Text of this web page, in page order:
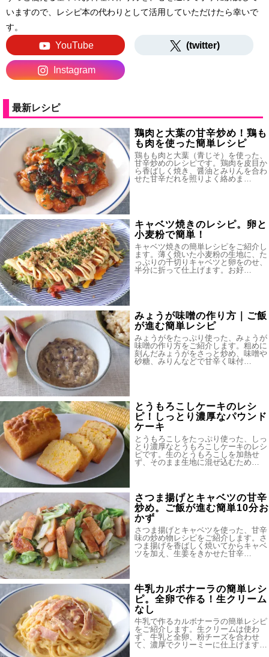
いますので、レシピ本の代わりとして活用していただけたら幸いで
す。
YouTube (twitter)
Instagram
最新レシピ
鶏肉と大葉の甘辛炒め！鶏も
も肉を使った簡単レシピ
鶏もも肉と大葉（青じそ）を使った、
甘辛炒めのレシピです。鶏肉を皮目か
ら香ばしく焼き、醤油とみりんを合わ
せた甘辛だれを照りよく絡めま…
キャベツ焼きのレシピ。卵と
小麦粉で簡単！
キャベツ焼きの簡単レシピをご紹介し
ます。薄く焼いた小麦粉の生地に、た
っぷりの千切りキャベツと卵をのせ、
半分に折って仕上げます。お好…
みょうが味噌の作り方｜ご飯
が進む簡単レシピ
みょうがをたっぷり使った、みょうが
味噌の作り方をご紹介します。粗めに
刻んだみょうがをさっと炒め、味噌や
砂糖、みりんなどで甘辛く味付…
とうもろこしケーキのレシ
ピ！しっとり濃厚なパウンド
ケーキ
とうもろこしをたっぷり使った、しっ
とり濃厚なとうもろこしケーキのレシ
ピです。生のとうもろこしを加熱せ
ず、そのまま生地に混ぜ込むため…
さつま揚げとキャベツの甘辛
炒め。ご飯が進む簡単10分お
かず
さつま揚げとキャベツを使った、甘辛
味の炒め物レシピをご紹介します。さ
つま揚げを香ばしく焼いてからキャベ
ツを加え、生姜をきかせた甘辛…
牛乳カルボナーラの簡単レシ
ピ。全卵で作る！生クリーム
なし
牛乳で作るカルボナーラの簡単レシピ
をご紹介します。生クリームは使わ
ず、牛乳と全卵、粉チーズを合わせ
て、濃厚でクリーミーに仕上げます…